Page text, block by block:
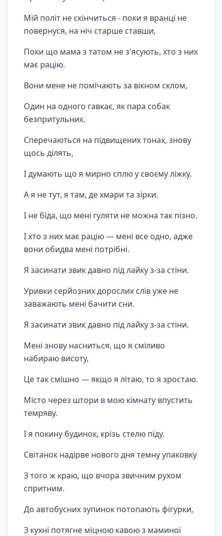
Мій політ не скінчиться - поки я вранці не
повернуся, на ніч старше ставши,
Поки що мама з татом не з'ясують, хто з них
має рацію.
Вони мене не помічають за вікном склом,
Один на одного гавкає, як пара собак
безпритульних.
Сперечаються на підвищених тонах, знову
щось ділять,
І думають що я мирно сплю у своєму ліжку.
А я не тут, я там, де хмари та зірки.
І не біда, що мені гуляти не можна так пізно.
І хто з них має рацію — мені все одно, адже
вони обидва мені потрібні.
Я засинати звик давно під лайку з-за стіни.
Уривки серйозних дорослих слів уже не
заважають мені бачити сни.
Я засинати звик давно під лайку з-за стіни.
Мені знову насниться, що я сміливо
набираю висоту,
Це так смішно — якщо я літаю, то я зростаю.
Місто через штори в мою кімнату впустить
темряву.
І я покину будинок, крізь стелю піду.
Світанок надірве нового дня темну упаковку
З того ж краю, що вчора звичним рухом
спритним.
До автобусних зупинок потопають фігурки,
З кухні потягне міцною кавою з маминої